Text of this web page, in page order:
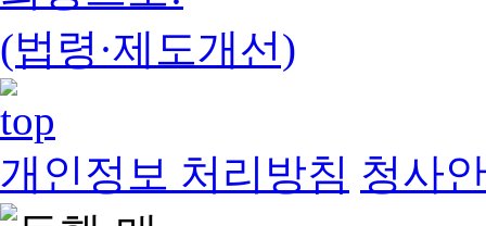
(법령·제도개선)
개인정보 처리방침 청사